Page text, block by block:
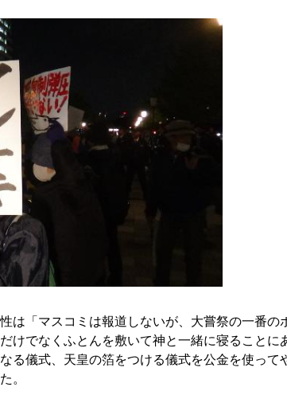
は「マスコミは報道しないが、大嘗祭の一番の
けでなくふとんを敷いて神と一緒に寝ることに
る儀式、天皇の箔をつける儀式を公金を使って
。